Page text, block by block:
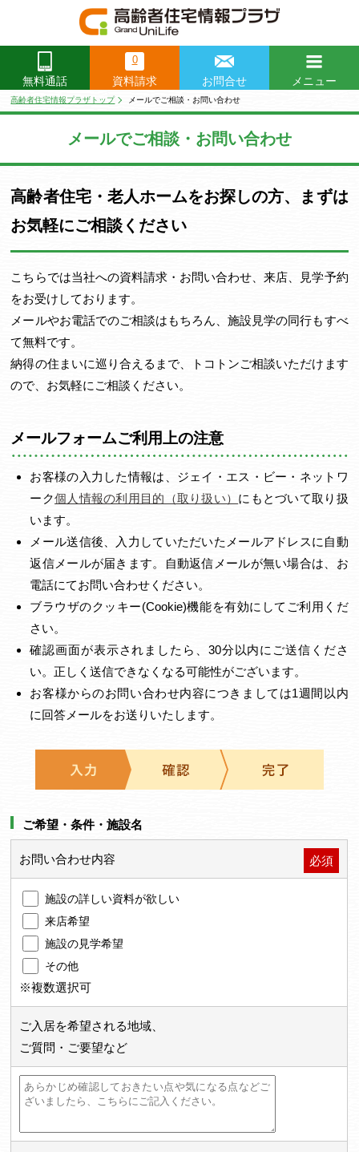
無料通話
0
資料請求 お問合せ
メニュー
高齢者住宅情報プラザトップ メールでご相談・お問い合わせ
メールでご相談・お問い合わせ
高齢者住宅・老人ホームをお探しの方、まずは
お気軽にご相談ください
こちらでは当社への資料請求・お問い合わせ、来店、見学予約
をお受けしております。
メールやお電話でのご相談はもちろん、施設見学の同行もすべ
て無料です。
納得の住まいに巡り合えるまで、トコトンご相談いただけます
ので、お気軽にご相談ください。
メールフォームご利用上の注意
お客様の入力した情報は、ジェイ・エス・ビー・ネットワ
ーク個人情報の利用目的（取り扱い） にもとづいて取り扱
います。
メール送信後、入力していただいたメールアドレスに自動
返信メールが届きます。自動返信メールが無い場合は、お
電話にてお問い合わせください。
ブラウザのクッキー(Cookie)機能を有効にしてご利用くだ
さい。
確認画面が表示されましたら、30分以内にご送信くださ
い。正しく送信できなくなる可能性がございます。
お客様からのお問い合わせ内容につきましては1週間以内
に回答メールをお送りいたします。
ご希望・条件・施設名
お問い合わせ内容 必須
施設の詳しい資料が欲しい
来店希望
施設の見学希望
その他
※複数選択可
ご入居を希望される地域、
ご質問・ご要望など